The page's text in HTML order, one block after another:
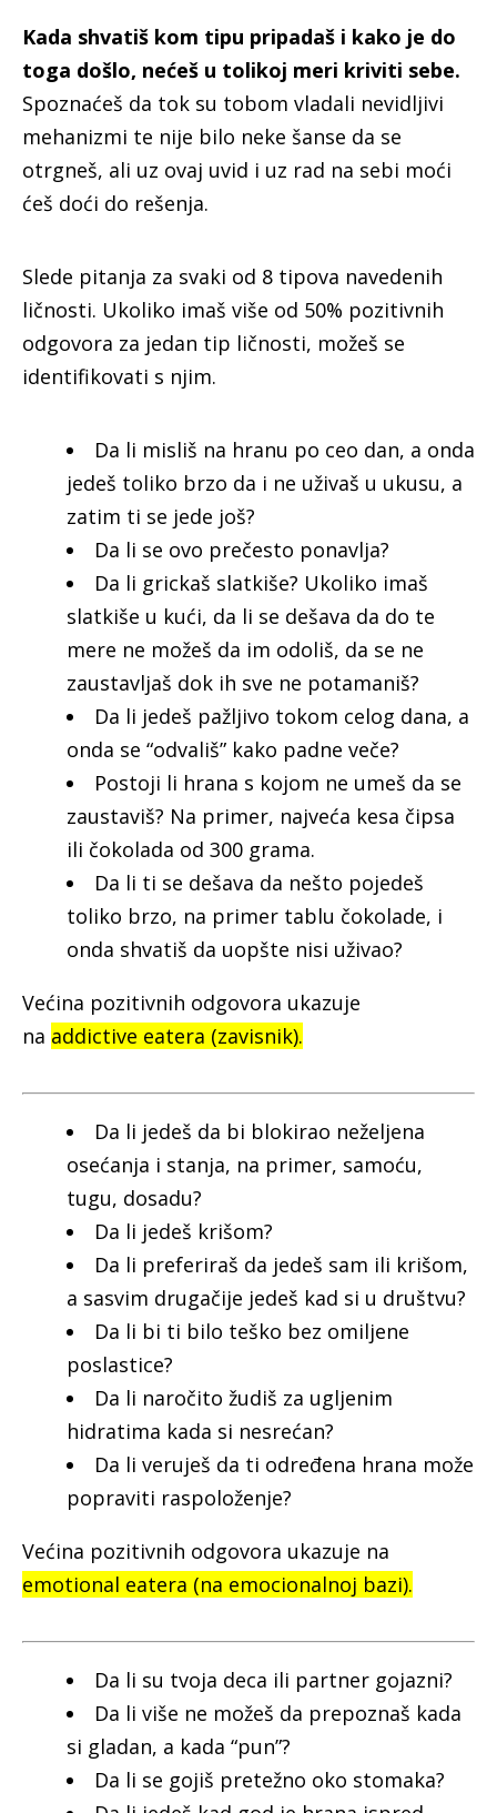
Kada shvatiš kom tipu pripadaš i kako je do
toga došlo, nećeš u tolikoj meri kriviti sebe.
Spoznaćeš da tok su tobom vladali nevidljivi
mehanizmi te nije bilo neke šanse da se
otrgneš, ali uz ovaj uvid i uz rad na sebi moći
ćeš doći do rešenja.
Slede pitanja za svaki od 8 tipova navedenih
ličnosti. Ukoliko imaš više od 50% pozitivnih
odgovora za jedan tip ličnosti, možeš se
identifikovati s njim.
Da li misliš na hranu po ceo dan, a onda
jedeš toliko brzo da i ne uživaš u ukusu, a
zatim ti se jede još?
Da li se ovo prečesto ponavlja?
Da li grickaš slatkiše? Ukoliko imaš
slatkiše u kući, da li se dešava da do te
mere ne možeš da im odoliš, da se ne
zaustavljaš dok ih sve ne potamaniš?
Da li jedeš pažljivo tokom celog dana, a
onda se “odvališ” kako padne veče?
Postoji li hrana s kojom ne umeš da se
zaustaviš? Na primer, najveća kesa čipsa
ili čokolada od 300 grama.
Da li ti se dešava da nešto pojedeš
toliko brzo, na primer tablu čokolade, i
onda shvatiš da uopšte nisi uživao?
Većina pozitivnih odgovora ukazuje
na addictive eatera (zavisnik).
Da li jedeš da bi blokirao neželjena
osećanja i stanja, na primer, samoću,
tugu, dosadu?
Da li jedeš krišom?
Da li preferiraš da jedeš sam ili krišom,
a sasvim drugačije jedeš kad si u društvu?
Da li bi ti bilo teško bez omiljene
poslastice?
Da li naročito žudiš za ugljenim
hidratima kada si nesrećan?
Da li veruješ da ti određena hrana može
popraviti raspoloženje?
Većina pozitivnih odgovora ukazuje na
emotional eatera (na emocionalnoj bazi).
Da li su tvoja deca ili partner gojazni?
Da li više ne možeš da prepoznaš kada
si gladan, a kada “pun”?
Da li se gojiš pretežno oko stomaka?